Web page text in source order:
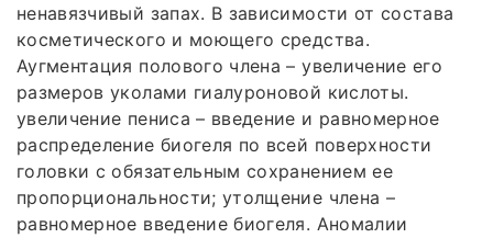
ненавязчивый запах. В зависимости от состава
косметического и моющего средства.
Аугментация полового члена – увеличение его
размеров уколами гиалуроновой кислоты.
увеличение пениса – введение и равномерное
распределение биогеля по всей поверхности
головки с обязательным сохранением ее
пропорциональности; утолщение члена –
равномерное введение биогеля. Аномалии